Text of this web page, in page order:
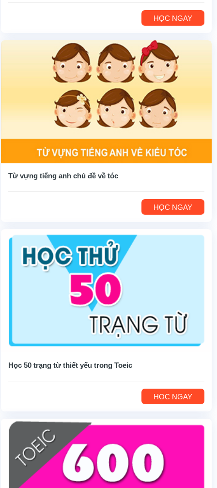
HỌC NGAY
Từ vựng tiếng anh chủ đề về tóc
HỌC NGAY
Học 50 trạng từ thiết yếu trong Toeic
HỌC NGAY